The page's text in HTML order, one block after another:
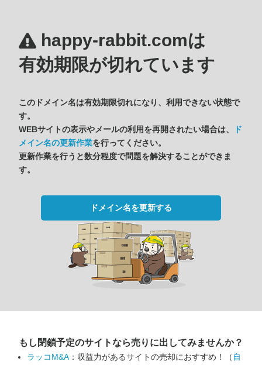
happy-rabbit.comは
有効期限が切れています
このドメイン名は有効期限切れになり、利用できない状態で
す。
WEBサイトの表示やメールの利用を再開されたい場合は、
ド
メイン名の更新作業を行ってください。
更新作業を行うと数分程度で問題を解決することができま
す。
ドメイン名を更新する
もし閉鎖予定のサイトなら売りに出してみませんか？
ラッコM&A ：収益力があるサイトの売却におすすめ！（ 自